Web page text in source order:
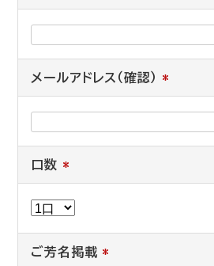
メールアドレス（確認） *
口数 *
ご芳名掲載 *